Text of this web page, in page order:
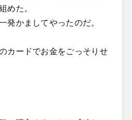
めた。
発かましてやったのだ。
カードでお金をごっそりせ